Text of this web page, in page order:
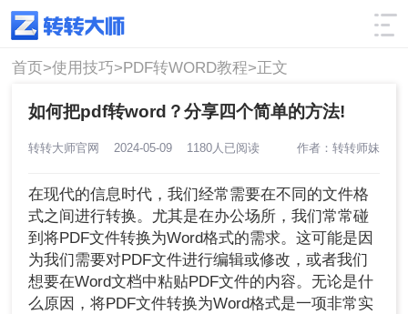
使用技巧 筛选
首页>使用技巧>PDF转WORD教程>正文
如何把pdf转word？分享四个简单的方法!
转转大师官网 2024-05-09 1180人已阅读 作者：转转师妹
在现代的信息时代，我们经常需要在不同的文件格
式之间进行转换。尤其是在办公场所，我们常常碰
到将PDF文件转换为Word格式的需求。这可能是因
为我们需要对PDF文件进行编辑或修改，或者我们
想要在Word文档中粘贴PDF文件的内容。无论是什
么原因，将PDF文件转换为Word格式是一项非常实